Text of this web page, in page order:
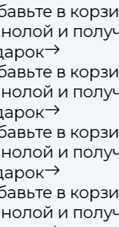
в
и
в
и
в
и
в
и